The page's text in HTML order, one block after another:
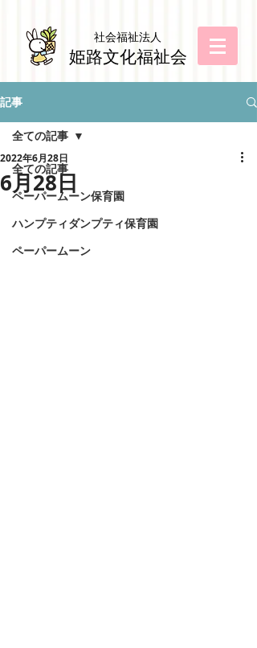
社会福祉法人
姫路文化福祉会
記事
全ての記事
ペーパームーン保育園
ハンプティダンプティ保育園
ペーパームーン
全ての記事
6月28日
2022年6月28日